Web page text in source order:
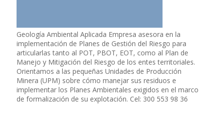
Geología Ambiental Aplicada Empresa asesora en la
implementación de Planes de Gestión del Riesgo para
articularlas tanto al POT, PBOT, EOT, como al Plan de
Manejo y Mitigación del Riesgo de los entes territoriales.
Orientamos a las pequeñas Unidades de Producción
Minera (UPM) sobre cómo manejar sus residuos e
implementar los Planes Ambientales exigidos en el marco
de formalización de su explotación. Cel: 300 553 98 36